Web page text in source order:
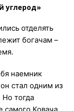
углерод»
отделять
богачам –
наемник
стал одним из
Но тогда
самого Ковача